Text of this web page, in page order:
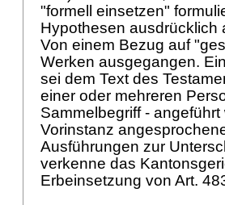
"formell einsetzen"
Hypothesen ausdrücklich
Von einem Bezug auf
Werken ausgegangen.
sei dem Text des
einer oder mehreren
Sammelbegriff -
Vorinstanz
Ausführungen zur
verkenne das
Erbeinsetzung von Art.